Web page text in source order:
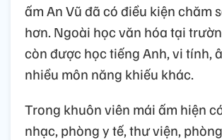
ấm An Vũ đã có điều kiện chăm
hơn. Ngoài học văn hóa tại
còn được học tiếng Anh, vi tính,
nhiều môn năng khiếu khác.
Trong khuôn viên mái ấm hiện
nhạc, phòng y tế, thư viện,